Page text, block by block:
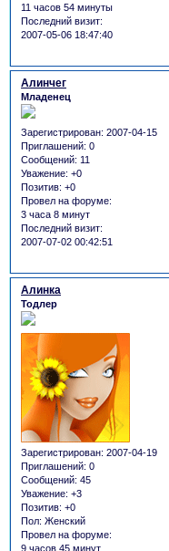
11 часов 54 минуты
Последний визит:
2007-05-06 18:47:40
Алинчег
Младенец
Зарегистрирован: 2007-04-15
Приглашений: 0
Сообщений: 11
Уважение: +0
Позитив: +0
Провел на форуме:
3 часа 8 минут
Последний визит:
2007-07-02 00:42:51
Алинка
Тодлер
Зарегистрирован: 2007-04-19
Приглашений: 0
Сообщений: 45
Уважение: +3
Позитив: +0
Пол: Женский
Провел на форуме:
9 часов 45 минут